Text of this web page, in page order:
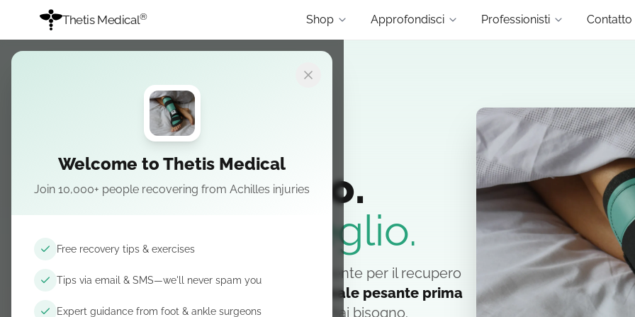
Thetis Medical® Shop Approfondisci Professionisti Contatto
Welcome to Thetis Medical
Join 10,000+ people recovering from Achilles injuries
Free recovery tips & exercises
Tips via email & SMS—we'll never spam you
Expert guidance from foot & ankle surgeons
SCELTO DA 5000+ PAZIENTI
Dormire meglio.
Recuperare meglio.
L'unico tutore notturno progettato specificamente per il recupero
Togli lo stivale pesante prima
di dormiree finalmente ottieni il sonno di cui hai bisogno.